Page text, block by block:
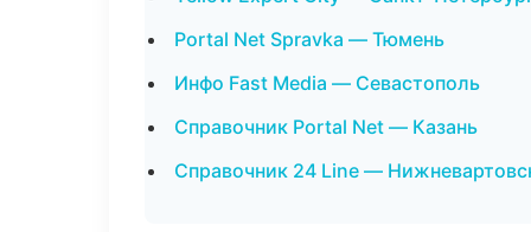
Portal Net Spravka — Тюмень
Инфо Fast Media — Севастополь
Справочник Portal Net — Казань
Справочник 24 Line —